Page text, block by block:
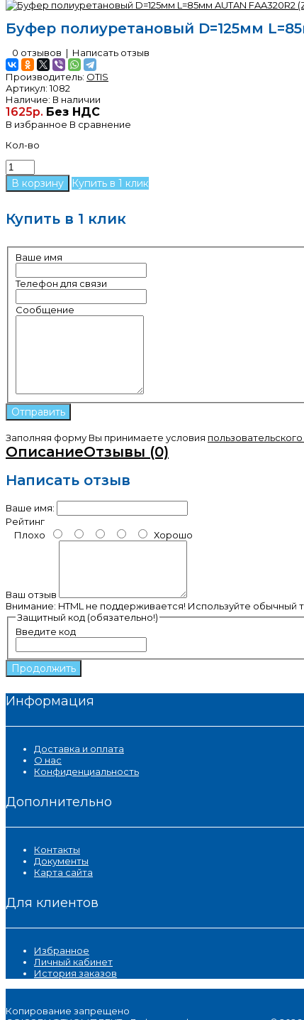
Буфер полиуретановый D=125мм
0 отзывов | Написать отзыв
Производитель: OTIS
Артикул:1082
Наличие: В наличии
1625р. Без НДС
В избранное В сравнение
Кол-во
Купить в 1 клик
Купить в 1 клик
Ваше имя
Телефон для связи
Сообщение
Заполняя форму Вы принимаете условия
ОписаниеОтзывы (0)
Написать отзыв
Ваше имя:
Рейтинг
Плохо
Хорошо
Ваш отзыв
Внимание: HTML не поддерживается! Используйте обычный
Защитный код (обязательно!)
Введите код
Продолжить
Информация
Доставка и оплата
О нас
Конфиденциальность
Дополнительно
Контакты
Документы
Карта сайта
Для клиентов
Избранное
Личный кабинет
История заказов
Копирование запрещено